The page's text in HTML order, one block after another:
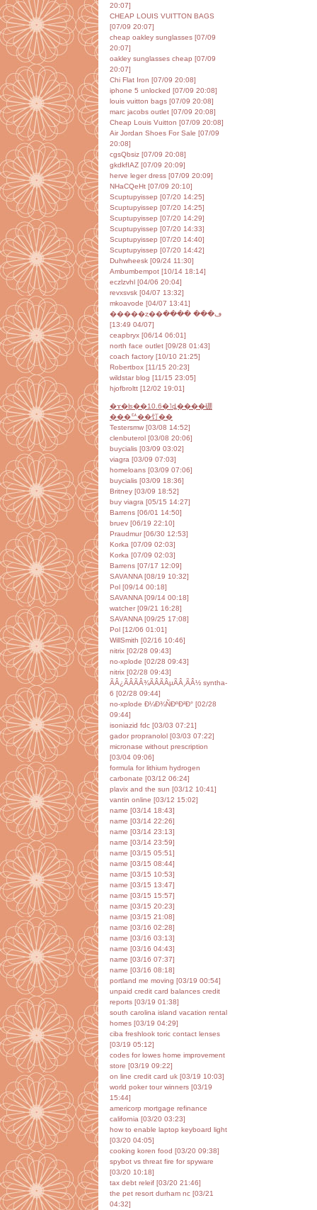
20:07]
CHEAP LOUIS VUITTON BAGS
[07/09 20:07]
cheap oakley sunglasses [07/09
20:07]
oakley sunglasses cheap [07/09
20:07]
Chi Flat Iron [07/09 20:08]
iphone 5 unlocked [07/09 20:08]
louis vuitton bags [07/09 20:08]
marc jacobs outlet [07/09 20:08]
Cheap Louis Vuitton [07/09 20:08]
Air Jordan Shoes For Sale [07/09
20:08]
cgsQbsiz [07/09 20:08]
gkdkfIAZ [07/09 20:09]
herve leger dress [07/09 20:09]
NHaCQeHt [07/09 20:10]
Scuptupyissep [07/20 14:25]
Scuptupyissep [07/20 14:25]
Scuptupyissep [07/20 14:29]
Scuptupyissep [07/20 14:33]
Scuptupyissep [07/20 14:40]
Scuptupyissep [07/20 14:42]
Duhwheesk [09/24 11:30]
Ambumbempot [10/14 18:14]
eczlzvhl [04/06 20:04]
revxsvsk [04/07 13:32]
mkoavode [04/07 13:41]
�����ȥ��ڡ��� ����
[04/07 13:49]
ceapbryx [06/14 06:01]
north face outlet [09/28 01:43]
coach factory [10/10 21:25]
Robertbox [11/15 20:23]
wildstar blog [11/15 23:05]
hjofbroltt [12/02 19:01]
�ɤ�ʪ��10.6�˥ȡ����硼
���ꥢ��饤��
Testersmw [03/08 14:52]
clenbuterol [03/08 20:06]
buycialis [03/09 03:02]
viagra [03/09 07:03]
homeloans [03/09 07:06]
buycialis [03/09 18:36]
Britney [03/09 18:52]
buy viagra [05/15 14:27]
Barrens [06/01 14:50]
bruev [06/19 22:10]
Praudmur [06/30 12:53]
Korka [07/09 02:03]
Korka [07/09 02:03]
Barrens [07/17 12:09]
SAVANNA [08/19 10:32]
Pol [09/14 00:18]
SAVANNA [09/14 00:18]
watcher [09/21 16:28]
SAVANNA [09/25 17:08]
Pol [12/06 01:01]
WillSmith [02/16 10:46]
nitrix [02/28 09:43]
no-xplode [02/28 09:43]
nitrix [02/28 09:43]
ÃÂ¿ÃÂÃÂ¾ÃÂÃÂµÃÂ¸ÃÂ½ syntha-
6 [02/28 09:44]
no-xplode Ð¼Ð¾ÑÐºÐ²Ð° [02/28
09:44]
isoniazid fdc [03/03 07:21]
gador propranolol [03/03 07:22]
micronase without prescription
[03/04 09:06]
formula for lithium hydrogen
carbonate [03/12 06:24]
plavix and the sun [03/12 10:41]
vantin online [03/12 15:02]
name [03/14 18:43]
name [03/14 22:26]
name [03/14 23:13]
name [03/14 23:59]
name [03/15 05:51]
name [03/15 08:44]
name [03/15 10:53]
name [03/15 13:47]
name [03/15 15:57]
name [03/15 20:23]
name [03/15 21:08]
name [03/16 02:28]
name [03/16 03:13]
name [03/16 04:43]
name [03/16 07:37]
name [03/16 08:18]
portland me moving [03/19 00:54]
unpaid credit card balances credit
reports [03/19 01:38]
south carolina island vacation rental
homes [03/19 04:29]
ciba freshlook toric contact lenses
[03/19 05:12]
codes for lowes home improvement
store [03/19 09:22]
on line credit card uk [03/19 10:03]
world poker tour winners [03/19
15:44]
americorp mortgage refinance
california [03/20 03:23]
how to enable laptop keyboard light
[03/20 04:05]
cooking koren food [03/20 09:38]
spybot vs threat fire for spyware
[03/20 10:18]
tax debt releif [03/20 21:46]
the pet resort durham nc [03/21
04:32]